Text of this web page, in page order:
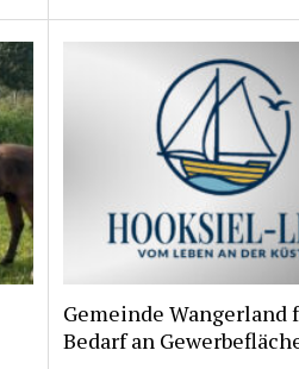
Gemeinde Wangerland
Bedarf an